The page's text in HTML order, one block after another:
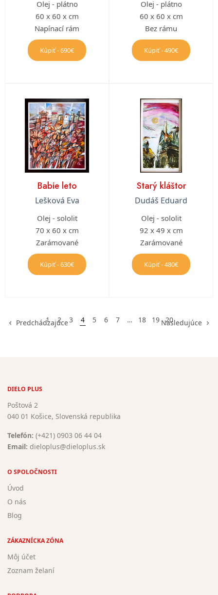
Olej - plátno
60 x 60 x cm
Napínací rám
Kúpiť - 690€
Olej - plátno
60 x 60 x cm
Bez rámu
Kúpiť - 490€
Babie leto
Lešková Eva
Olej - sololit
70 x 60 x cm
Zarámované
Kúpiť - 630€
Starý kláštor
Dudáš Eduard
Olej - sololit
92 x 49 x cm
Zarámované
Kúpiť - 480€
Predchádzajúce
1 2 3 4 5 6 7 … 18 19 20
Nasledujúce
DIELO PLUS
Poštová 2
040 01 Košice, Slovenská republika
Telefón: (+421) 0903 06 44 04
Email: dieloplus@dieloplus.sk
O SPOLOČNOSTI
Úvod
O nás
Blog
ZÁKAZNÍCKA ZÓNA
Môj účet
Zoznam želaní